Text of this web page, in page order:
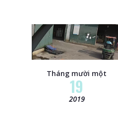
Tháng mười một
19
2019